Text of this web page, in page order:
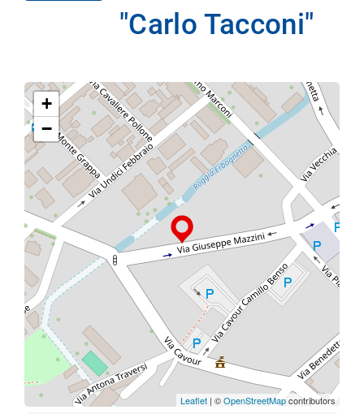
"Carlo Tacconi"
+
−
Leaflet | ©OpenStreetMapcontributors